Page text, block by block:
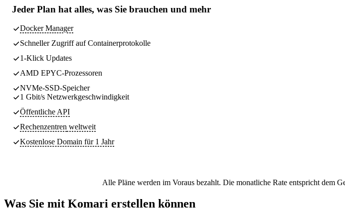
Jeder Plan hat alles, was Sie brauchen und mehr
Docker Manager
Schneller Zugriff auf Containerprotokolle
1-Klick Updates
AMD EPYC-Prozessoren
NVMe-SSD-Speicher
1 Gbit/s Netzwerkgeschwindigkeit
Öffentliche API
Rechenzentren weltweit
Kostenlose Domain für 1 Jahr
Alle Pläne werden im Voraus bezahlt. Die monatliche Rate entspricht dem
Was Sie mit Komari erstellen können